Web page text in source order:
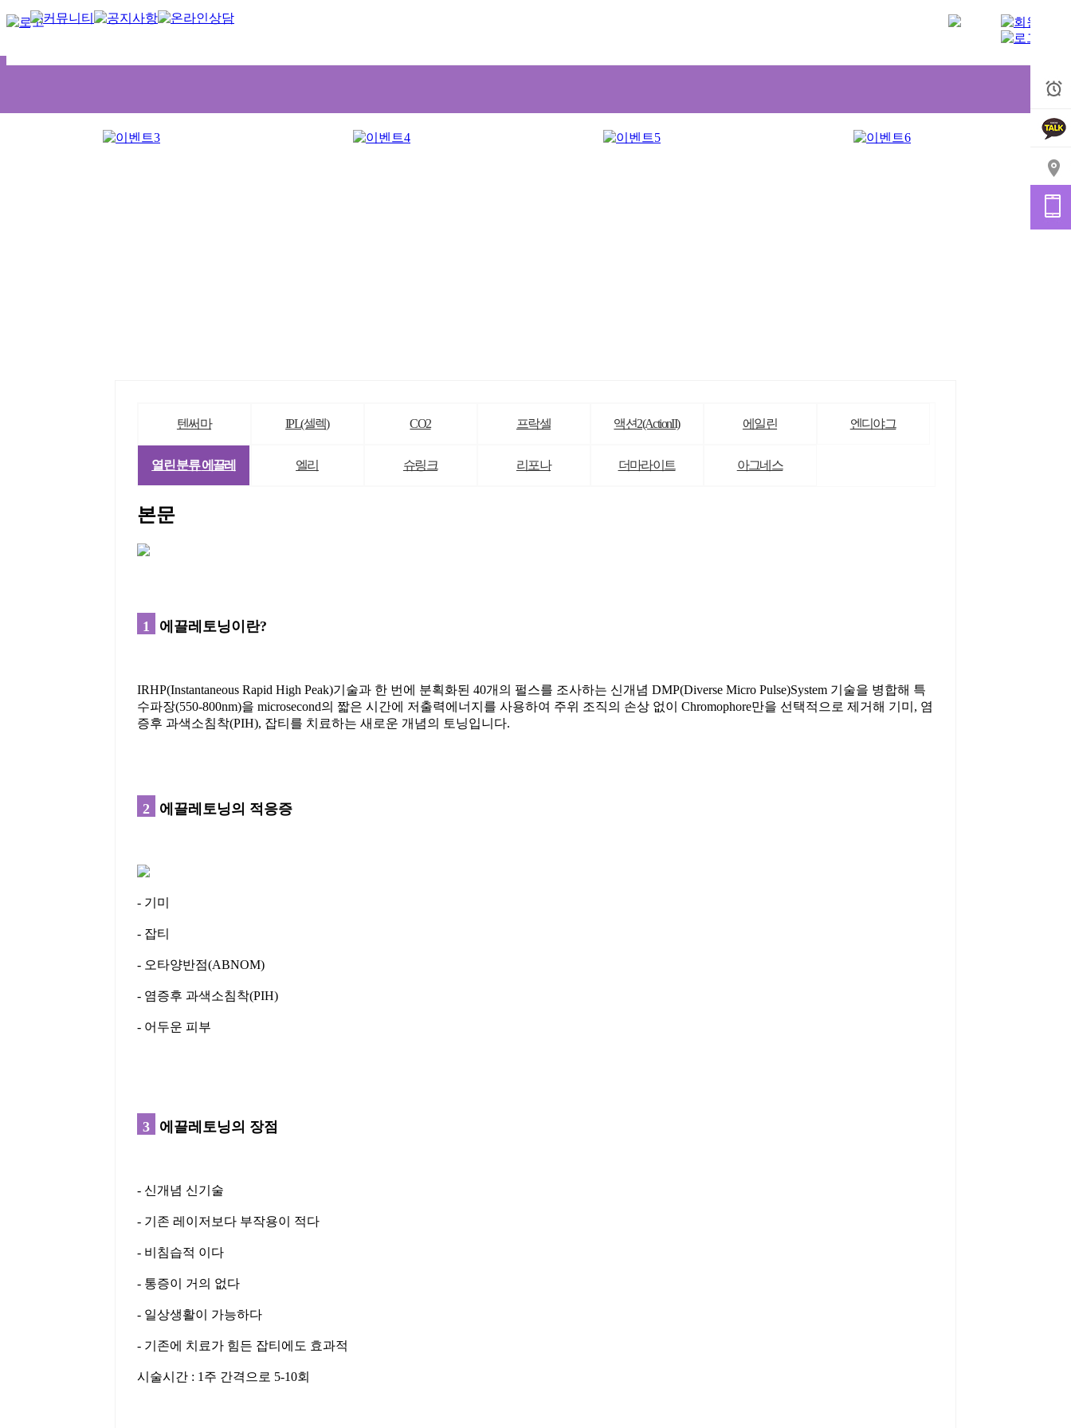
텐써마 IPL(셀렉) CO2 프락셀 액션2(ActionII) 에일린 엔디야그
열린 분류에끌레 엘리 슈링크 리포나 더마라이트 아그네스
본문
1 에끌레토닝이란?
IRHP(Instantaneous Rapid High Peak)기술과 한 번에 분획화된 40개의 펄스를 조사하는 신개념 DMP(Diverse Micro Pulse)System 기술을 병합해 특
수파장(550-800nm)을 microsecond의 짧은 시간에 저출력에너지를 사용하여 주위 조직의 손상 없이 Chromophore만을 선택적으로 제거해 기미, 염
증후 과색소침착(PIH), 잡티를 치료하는 새로운 개념의 토닝입니다.
2 에끌레토닝의 적응증
- 기미
- 잡티
- 오타양반점(ABNOM)
- 염증후 과색소침착(PIH)
- 어두운 피부
3 에끌레토닝의 장점
- 신개념 신기술
- 기존 레이저보다 부작용이 적다
- 비침습적 이다
- 통증이 거의 없다
- 일상생활이 가능하다
- 기존에 치료가 힘든 잡티에도 효과적
시술시간 : 1주 간격으로 5-10회